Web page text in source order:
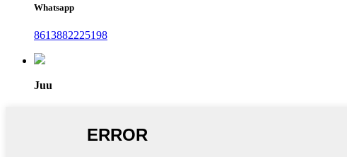
Whatsapp
8613882225198
Juu